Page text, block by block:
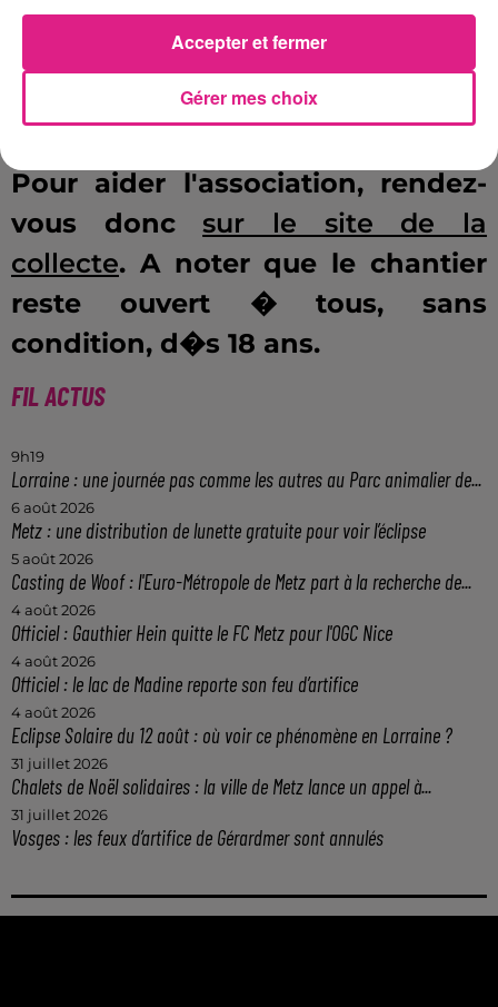
faire d�couvrir le patrimoine
r�gional aux b�n�voles.
Pour aider l'association, rendez-
vous doncsur le site de la
collecte. A noter que le chantier
reste ouvert � tous, sans
condition, d�s 18 ans.
FIL ACTUS
9h19
Lorraine : une journée pas comme les autres au Parc animalier de...
6 août 2026
Metz : une distribution de lunette gratuite pour voir l’éclipse
5 août 2026
Casting de Woof : l'Euro-Métropole de Metz part à la recherche de...
4 août 2026
Officiel : Gauthier Hein quitte le FC Metz pour l'OGC Nice
4 août 2026
Officiel : le lac de Madine reporte son feu d’artifice
4 août 2026
Eclipse Solaire du 12 août : où voir ce phénomène en Lorraine ?
31 juillet 2026
Chalets de Noël solidaires : la ville de Metz lance un appel à...
31 juillet 2026
Vosges : les feux d’artifice de Gérardmer sont annulés
Gérer mes choix
Accepter et fermer